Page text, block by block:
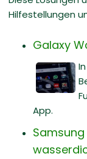
Hilfestellungen
Galaxy
App.